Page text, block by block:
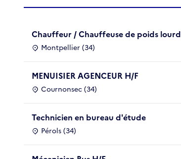
Chauffeur / Chauffeuse de poids lourd
Montpellier (34)
MENUISIER AGENCEUR H/F
Cournonsec (34)
Technicien en bureau d'étude
Pérols (34)